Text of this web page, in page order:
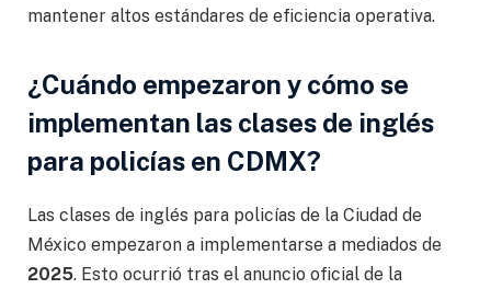
mantener altos estándares de eficiencia operativa.
¿Cuándo empezaron y cómo se
implementan las clases de inglés
para policías en CDMX?
Las clases de inglés para policías de la Ciudad de
México empezaron a implementarse a mediados de
2025. Esto ocurrió tras el anuncio oficial de la